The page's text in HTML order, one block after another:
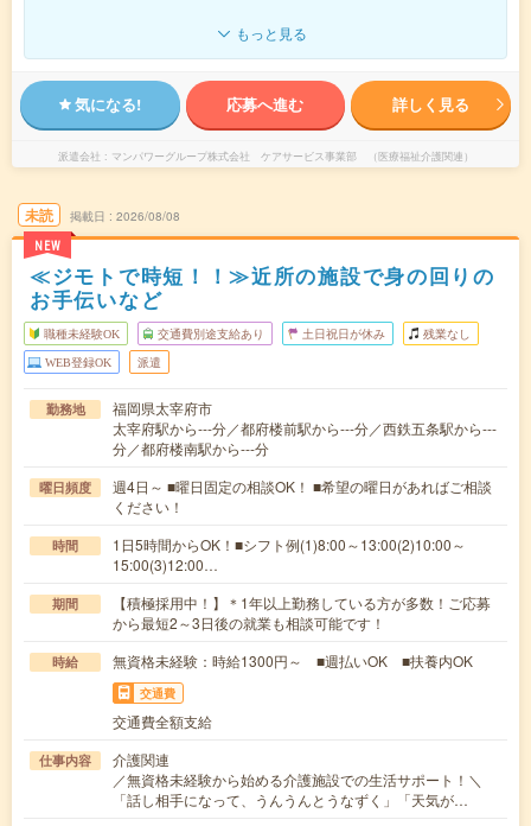
もっと見る
気になる! 応募へ進む 詳しく見る
派遣会社 マンパワーグループ株式会社 ケアサービス事業部 （医療福祉介護関連）
未読
NEW
掲載日 2026/08/08
≪ジモトで時短！！≫近所の施設で身の回りの
お手伝いなど
職種未経験OK 交通費別途支給あり 土日祝日が休み 残業なし
WEB登録OK 派遣
勤務地
福岡県太宰府市
太宰府駅から---分／都府楼前駅から---分／西鉄五条駅から---
分／都府楼南駅から---分
曜日頻度
週4日～ ■曜日固定の相談OK！ ■希望の曜日があればご相談
ください！
時間
1日5時間からOK！■シフト例(1)8:00～13:00(2)10:00～
15:00(3)12:00…
期間
【積極採用中！】＊1年以上勤務している方が多数！ご応募
から最短2～3日後の就業も相談可能です！
時給 無資格未経験：時給1300円～ ■週払いOK ■扶養内OK
交通費
交通費全額支給
仕事内容
介護関連
／無資格未経験から始める介護施設での生活サポート！＼
「話し相手になって、うんうんとうなずく」「天気が…